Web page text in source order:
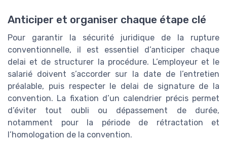
Anticiper et organiser chaque étape clé
Pour garantir la sécurité juridique de la rupture
conventionnelle, il est essentiel d’anticiper chaque
delai et de structurer la procédure. L’employeur et le
salarié doivent s’accorder sur la date de l’entretien
préalable, puis respecter le delai de signature de la
convention. La fixation d’un calendrier précis permet
d’éviter tout oubli ou dépassement de durée,
notamment pour la période de rétractation et
l’homologation de la convention.